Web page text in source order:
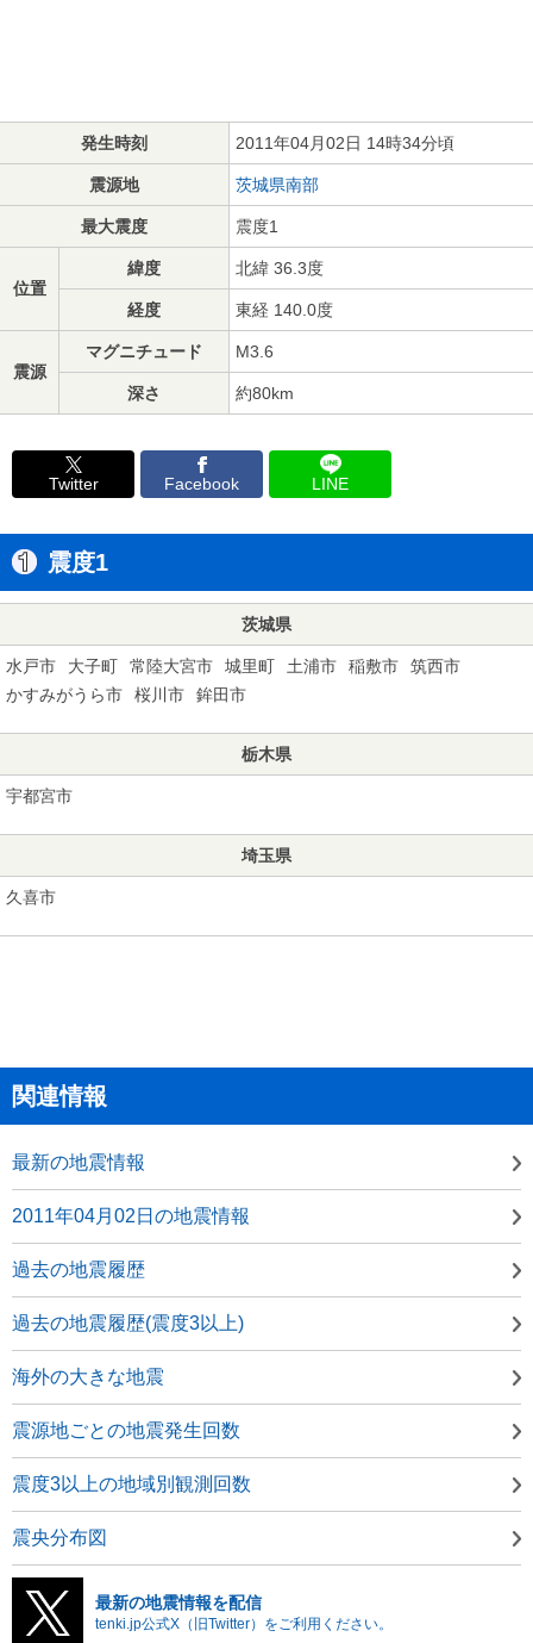
発生時刻 2011年04月02日 14時34分頃
震源地 茨城県南部
最大震度 震度1
位置
緯度 北緯 36.3度
経度 東経 140.0度
震源
マグニチュード M3.6
深さ 約80km
Twitter Facebook LINE
震度1
茨城県
水戸市 大子町 常陸大宮市 城里町 土浦市 稲敷市
筑西市
かすみがうら市
桜川市 鉾田市
栃木県
宇都宮市
埼玉県
久喜市
関連情報
最新の地震情報
2011年04月02日の地震情報
過去の地震履歴
過去の地震履歴(震度3以上)
海外の大きな地震
震源地ごとの地震発生回数
震度3以上の地域別観測回数
震央分布図
最新の地震情報を配信
tenki.jp公式X（旧Twitter）をご利用ください。